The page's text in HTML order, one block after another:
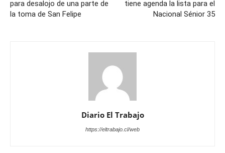
para desalojo de una parte de
la toma de San Felipe
tiene agenda la lista para el
Nacional Sénior 35
Diario El Trabajo
https://eltrabajo.cl/web